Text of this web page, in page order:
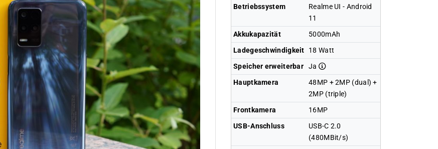
Betriebssystem
Realme UI - Android
11
Akkukapazität
5000mAh
Ladegeschwindigkeit 18 Watt
Speicher erweiterbar Ja
Hauptkamera
48MP + 2MP (dual) +
2MP (triple)
Frontkamera
16MP
USB-Anschluss
USB-C 2.0
(480MBit/s)